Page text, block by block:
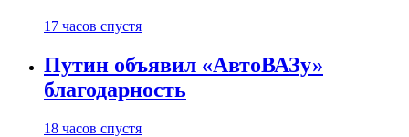
17 часов спустя
Путин объявил «АвтоВАЗу»
благодарность
18 часов спустя